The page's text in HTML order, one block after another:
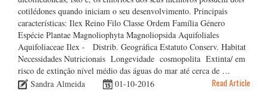
cotilédones quando iniciam o seu desenvolvimento. Principais
características: Ilex Reino Filo Classe Ordem Família Género
Espécie Plantae Magnoliophyta Magnoliopsida Aquifoliales
Aquifoliaceae Ilex - Distrib. Geográfica Estatuto Conserv. Habitat
Necessidades Nutricionais Longevidade cosmopolita Extinta/ em
risco de extinção nível médio das águas do mar até cerca de …
Sandra Almeida
01-10-2016 Read Article